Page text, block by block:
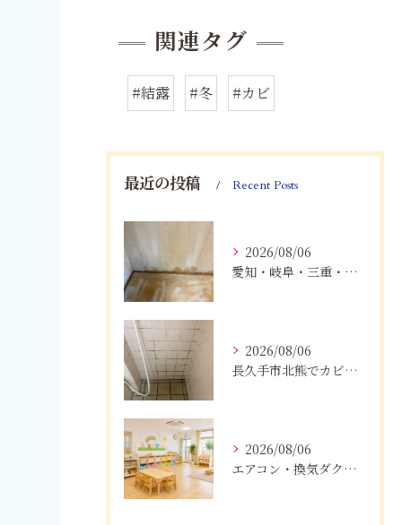
関連タグ
#結露 #冬 #カビ
最近の投稿 Recent Posts
2026/08/06
愛知・岐阜・三重・静岡の公営住宅で発生するカビ対策｜原因・健康被害・効果的な予防方法を徹底解説
2026/08/06
長久手市北熊でカビに悩む方へ｜健康被害を防ぐための対策とは
2026/08/06
エアコン・換気ダクトのカビ臭を根本改善する方法